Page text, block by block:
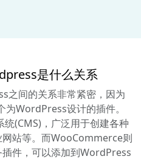
是什么关系
间的关系非常紧密，因为
WordPress设计的插件。
(CMS)，广泛用于创建各种
站等。而WooCommerce则
件，可以添加到WordPress